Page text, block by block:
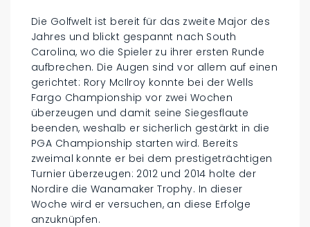
Die Golfwelt ist bereit für das zweite Major des
Jahres und blickt gespannt nach South
Carolina, wo die Spieler zu ihrer ersten Runde
aufbrechen. Die Augen sind vor allem auf einen
gerichtet: Rory McIlroy konnte bei der Wells
Fargo Championship vor zwei Wochen
überzeugen und damit seine Siegesflaute
beenden, weshalb er sicherlich gestärkt in die
PGA Championship starten wird. Bereits
zweimal konnte er bei dem prestigeträchtigen
Turnier überzeugen: 2012 und 2014 holte der
Nordire die Wanamaker Trophy. In dieser
Woche wird er versuchen, an diese Erfolge
anzuknüpfen.